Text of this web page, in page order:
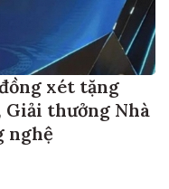
xét tặng
thưởng Nhà
nghệ